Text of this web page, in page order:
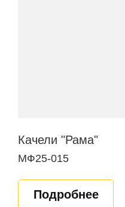
Качели "Рама"
МФ25-015
Подробнее